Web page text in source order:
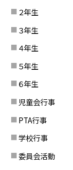
２年生
３年生
４年生
５年生
６年生
児童会行事
PTA行事
学校行事
委員会活動